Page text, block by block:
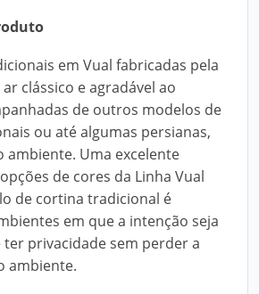
em Vual fabricadas pela
ar clássico e agradável ao
de outros modelos de
ou até algumas persianas,
ambiente. Uma excelente
de cores da Linha Vual
de cortina tradicional é
em que a intenção seja
privacidade sem perder a
ambiente.